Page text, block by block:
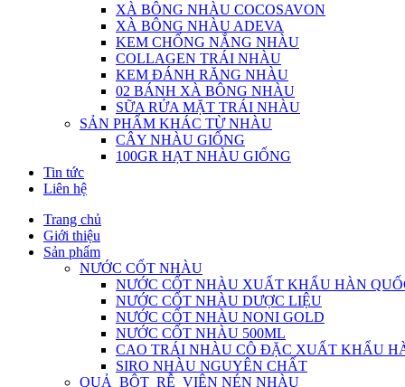
XÀ BÔNG NHÀU COCOSAVON
XÀ BÔNG NHÀU ADEVA
KEM CHỐNG NẮNG NHÀU
COLLAGEN TRÁI NHÀU
KEM ĐÁNH RĂNG NHÀU
02 BÁNH XÀ BÔNG NHÀU
SỮA RỬA MẶT TRÁI NHÀU
SẢN PHẨM KHÁC TỪ NHÀU
CÂY NHÀU GIỐNG
100GR HẠT NHÀU GIỐNG
Tin tức
Liên hệ
Trang chủ
Giới thiệu
Sản phẩm
NƯỚC CỐT NHÀU
NƯỚC CỐT NHÀU XUẤT KHẨU HÀN
NƯỚC CỐT NHÀU DƯỢC LIỆU
NƯỚC CỐT NHÀU NONI GOLD
NƯỚC CỐT NHÀU 500ML
CAO TRÁI NHÀU CÔ ĐẶC XUẤT KHẨU
SIRO NHÀU NGUYÊN CHẤT
QUẢ_BỘT_RỄ_VIÊN NÉN NHÀU